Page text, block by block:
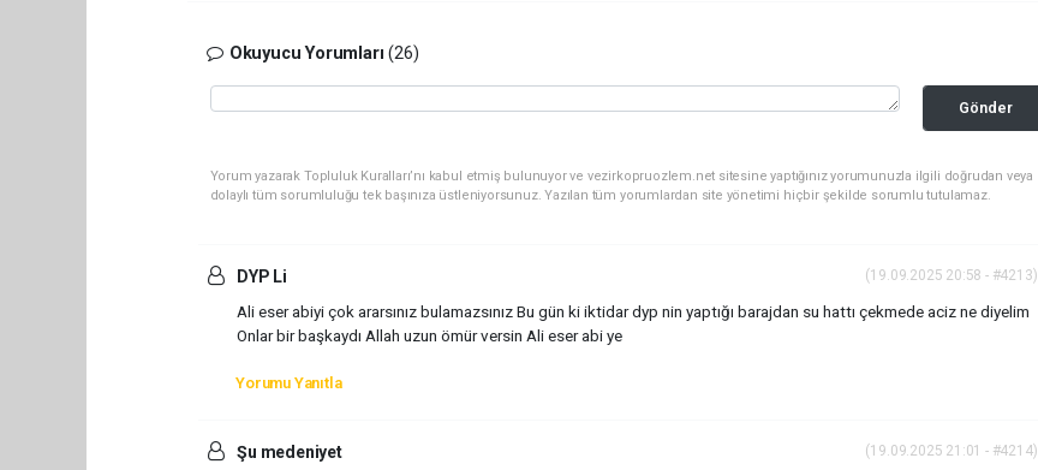
Okuyucu Yorumları(26)
Gönder
Yorum yazarak Topluluk Kuralları’nı kabul etmiş bulunuyor ve vezirkopruozlem.net sitesine yaptığınız yorumunuzla ilgili doğrudan veya
dolaylı tüm sorumluluğu tek başınıza üstleniyorsunuz. Yazılan tüm yorumlardan site yönetimi hiçbir şekilde sorumlu tutulamaz.
DYP Li (19.09.2025 20:58 - #4213)
Ali eser abiyi çok ararsınız bulamazsınız Bu gün ki iktidar dyp nin yaptığı barajdan su hattı çekmede aciz ne diyelim
Onlar bir başkaydı Allah uzun ömür versin Ali eser abi ye
Yorumu Yanıtla
Şu medeniyet (19.09.2025 21:01 - #4214)